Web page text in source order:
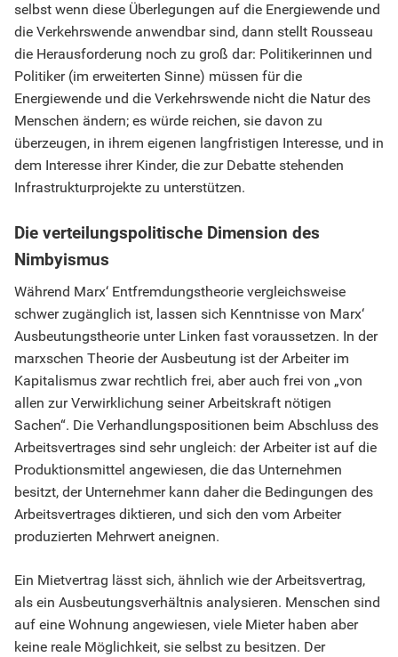
selbst wenn diese Überlegungen auf die Energiewende und
die Verkehrswende anwendbar sind, dann stellt Rousseau
die Herausforderung noch zu groß dar: Politikerinnen und
Politiker (im erweiterten Sinne) müssen für die
Energiewende und die Verkehrswende nicht die Natur des
Menschen ändern; es würde reichen, sie davon zu
überzeugen, in ihrem eigenen langfristigen Interesse, und in
dem Interesse ihrer Kinder, die zur Debatte stehenden
Infrastrukturprojekte zu unterstützen.
Die verteilungspolitische Dimension des
Nimbyismus
Während Marx‘ Entfremdungstheorie vergleichsweise
schwer zugänglich ist, lassen sich Kenntnisse von Marx‘
Ausbeutungstheorie unter Linken fast voraussetzen. In der
marxschen Theorie der Ausbeutung ist der Arbeiter im
Kapitalismus zwar rechtlich frei, aber auch frei von „von
allen zur Verwirklichung seiner Arbeitskraft nötigen
Sachen“. Die Verhandlungspositionen beim Abschluss des
Arbeitsvertrages sind sehr ungleich: der Arbeiter ist auf die
Produktionsmittel angewiesen, die das Unternehmen
besitzt, der Unternehmer kann daher die Bedingungen des
Arbeitsvertrages diktieren, und sich den vom Arbeiter
produzierten Mehrwert aneignen.
Ein Mietvertrag lässt sich, ähnlich wie der Arbeitsvertrag,
als ein Ausbeutungsverhältnis analysieren. Menschen sind
auf eine Wohnung angewiesen, viele Mieter haben aber
keine reale Möglichkeit, sie selbst zu besitzen. Der